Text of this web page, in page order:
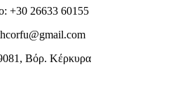
+30 26633 60155
Βόρ. Κέρκυρα